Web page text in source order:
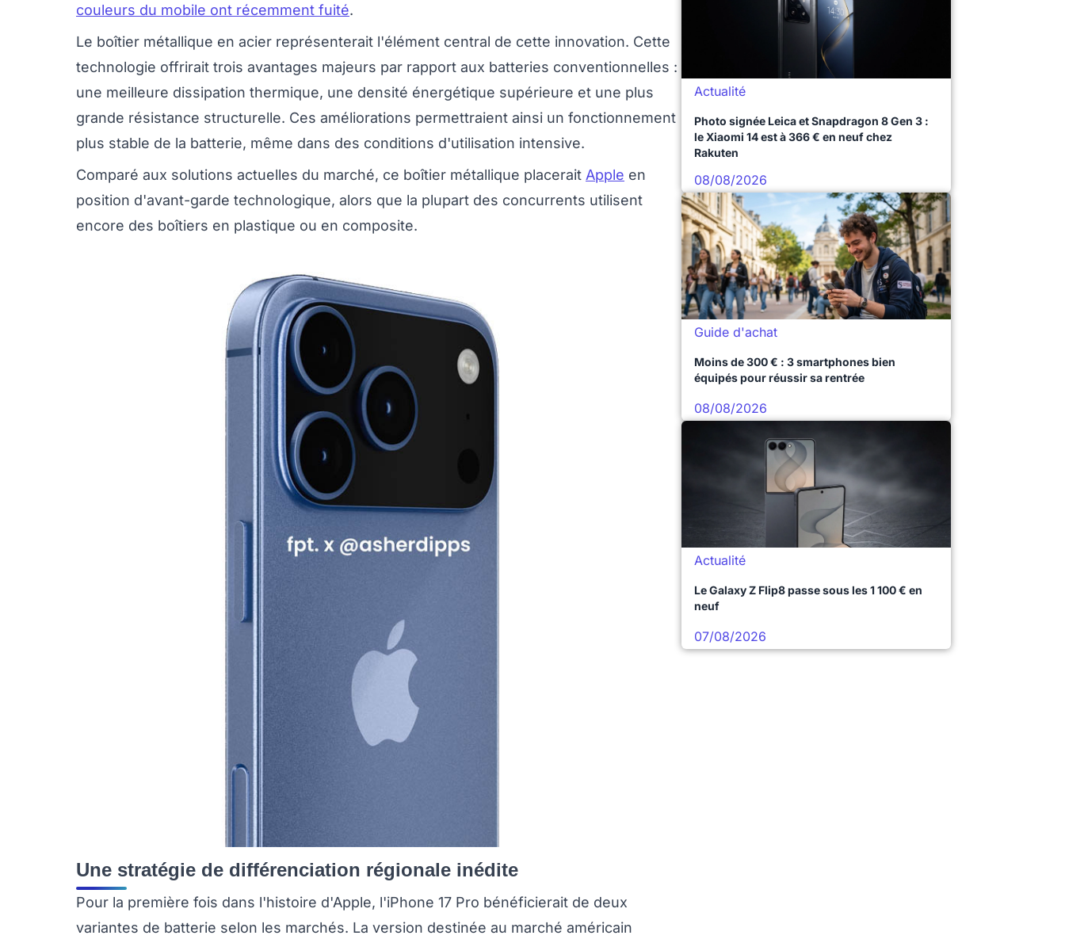
couleurs du mobile ont récemment fuité.
Le boîtier métallique en acier représenterait l'élément central de cette innovation. Cette
technologie offrirait trois avantages majeurs par rapport aux batteries conventionnelles :
une meilleure dissipation thermique, une densité énergétique supérieure et une plus
grande résistance structurelle. Ces améliorations permettraient ainsi un fonctionnement
plus stable de la batterie, même dans des conditions d'utilisation intensive.
Comparé aux solutions actuelles du marché, ce boîtier métallique placerait Apple en
position d'avant-garde technologique, alors que la plupart des concurrents utilisent
encore des boîtiers en plastique ou en composite.
Une stratégie de différenciation régionale inédite
Pour la première fois dans l'histoire d'Apple, l'iPhone 17 Pro bénéficierait de deux
variantes de batterie selon les marchés. La version destinée au marché américain
Actualité
Photo signée Leica et Snapdragon 8 Gen 3 :
le Xiaomi 14 est à 366 € en neuf chez
Rakuten
08/08/2026
Guide d'achat
Moins de 300 € : 3 smartphones bien
équipés pour réussir sa rentrée
08/08/2026
Actualité
Le Galaxy Z Flip8 passe sous les 1 100 € en
neuf
07/08/2026